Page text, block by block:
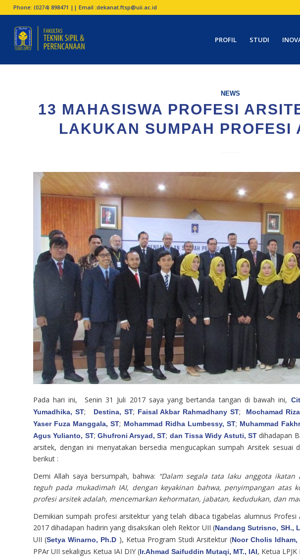
Phone: (0274) 898471 || Email :dekanat.ftsp@uii.ac.id
PROFIL STUDI
NEWS
13 MAHASISWA PROFESI
LAKUKAN SUMPAH PROFESI
Pada hari ini, Senin 31 Juli 2017 saya yang bertanda tangan di bawah ini,
Yumadhika, ST; Destina, ST; Faisal Akbar Rahmadhany ST; Mochamad
Yaser Fuza Manggala, ST; Mohammad Ridha Lumbessy, ST; Muhammad
Agus Yulianto, ST; Ghufroni Arsyad, ST; dan Tissa Widy Astuti, STdihadapan
arsitek, dengan ini menyatakan bersedia mengucapkan sumpah Arsitek sesuai
berikut :
Demi Allah saya bersumpah, bahwa: “Dalam segala tata laku anggota
teguh pada mukadimah IAI, dengan keyakinan bahwa, penyimpangan atas
profesi arsitek adalah, mencemarkan kehormatan, jabatan, kedudukan, dan
Demikian sumpah profesi arsitektur yang telah dibaca tigabelas alumnus Profesi
2017 dihadapan hadirin yang disaksikan oleh Rektor UII (Nandang Sutrisno, SH.,
UII (Setya Winarno, Ph.D ), Ketua Program Studi Arsitektur (Noor Cholis Idham,
PPAr UII sekaligus Ketua IAI DIY (Ir.Ahmad Saifuddin Mutaqi, MT., IAI, Ketua